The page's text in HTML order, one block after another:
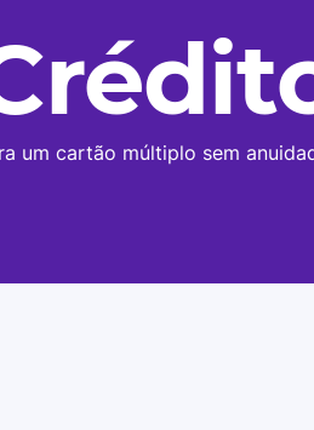
um cartão múltiplo sem